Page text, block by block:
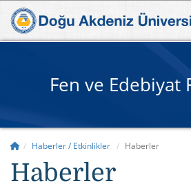
Fen ve Edebiyat
Haberler / Etkinlikler Haberler
Haberler